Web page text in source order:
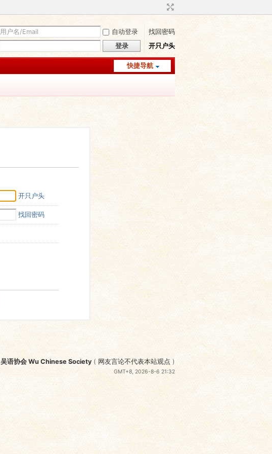
自动登录
找回密码
登录 开只户头
快捷导航
开只户头
找回密码
吴语协会 Wu Chinese Society ( 网友言论不代表本站观点 )
GMT+8, 2026-8-6 21:32